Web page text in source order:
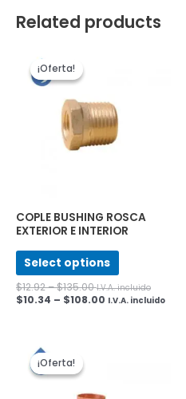
Related products
¡Oferta!
¡Oferta!
COPLE BUSHING ROSCA
EXTERIOR E INTERIOR
Select options
$12.92–$135.00 I.V.A. incluido
$10.34 – $108.00 I.V.A. incluido
¡Oferta!
¡Oferta!